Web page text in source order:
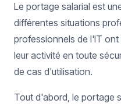
Le portage salarial est
différentes situations
professionnels de l'IT
leur activité en toute
de cas d'utilisation.
Tout d'abord, le portage